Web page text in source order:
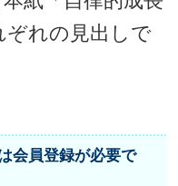
ぞれの見出しで
会員登録が必要で